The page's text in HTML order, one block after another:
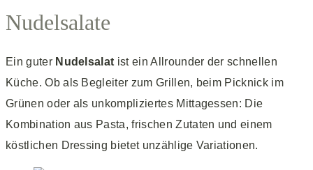
Nudelsalate
Ein guter Nudelsalat ist ein Allrounder der schnellen
Küche. Ob als Begleiter zum Grillen, beim Picknick im
Grünen oder als unkompliziertes Mittagessen: Die
Kombination aus Pasta, frischen Zutaten und einem
köstlichen Dressing bietet unzählige Variationen.